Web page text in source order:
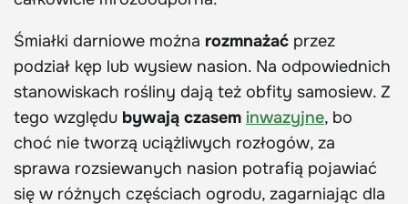
Śmiałki darniowe można rozmnażać przez
podział kęp lub wysiew nasion. Na odpowiednich
stanowiskach rośliny dają też obfity samosiew. Z
tego względu bywają czasem inwazyjne, bo
choć nie tworzą uciążliwych rozłogów, za
sprawa rozsiewanych nasion potrafią pojawiać
się w różnych częściach ogrodu, zagarniając dla